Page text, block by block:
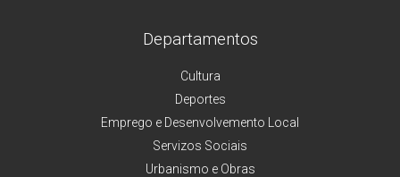
Departamentos
Cultura
Deportes
Emprego e Desenvolvemento Local
Servizos Sociais
Urbanismo e Obras